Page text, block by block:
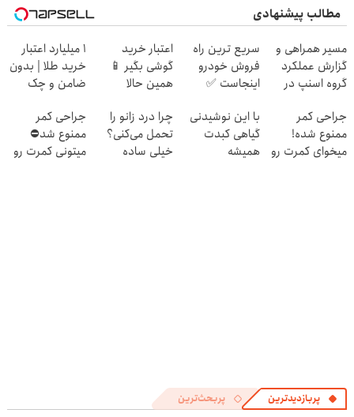
مطالب پیشنهادی
مسیر همراهی و
گزارش عملکرد
گروه اسنپ در
سریع ترین راه
فروش خودرو
اینجاست ✅
اعتبار خرید
گوشی بگیر 📱
همین حالا
بده 🎯
۱ میلیارد اعتبار
خرید طلا | بدون
ضامن و چک
جراحی کمر
ممنوع شده!
میخوای کمرت رو
با این نوشیدنی
گیاهی کبدت
همیشه
چرا درد زانو را
تحمل می‌کنی؟
خیلی ساده
جراحی کمر
ممنوع شد⛔
میتونی کمرت رو
پربازدیدترین پربحث‌ترین